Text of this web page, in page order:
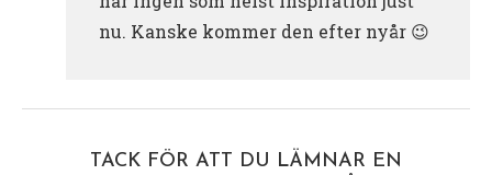
nu. Kanske kommer den efter nyår 😉
TACK FÖR ATT DU LÄMNAR EN